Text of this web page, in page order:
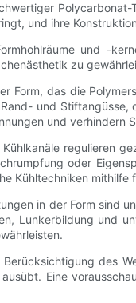
und ihre
und -
zu
Form, das die
und Stiftangüsse,
und verhindern
regulieren
oder
Kühltechniken
in der Form sind
Lunkerbildung und
des
Eine